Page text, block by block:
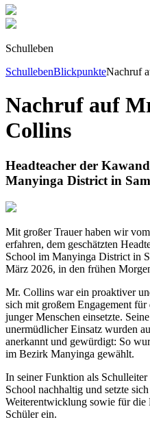
Schulleben
SchullebenBlickpunkteNachruf
Nachruf auf
Collins
Headteacher der
Manyinga District in
Mit großer Trauer haben wir
erfahren, dem geschätzten
School im Manyinga District in
März 2026, in den frühen
Mr. Collins war ein proaktiver
sich mit großem Engagement
junger Menschen einsetzte.
unermüdlicher Einsatz wurden
anerkannt und gewürdigt: So
im Bezirk Manyinga gewählt.
In seiner Funktion als
School nachhaltig und setzte
Weiterentwicklung sowie für die
Schüler ein.